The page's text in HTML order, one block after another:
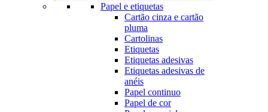
Papel e etiquetas
Cartão cinza e cartão
pluma
Cartolinas
Etiquetas
Etiquetas adesivas
Etiquetas adesivas de
anéis
Papel continuo
Papel de cor